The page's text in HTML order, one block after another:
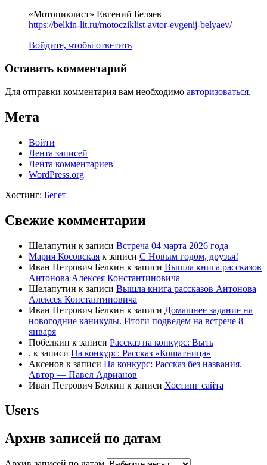
«Мотоциклист» Евгений Беляев
https://belkin-lit.ru/motocziklist-avtor-evgenij-belyaev/
Войдите, чтобы ответить
Оставить комментарий
Для отправки комментария вам необходимо авторизоваться.
Мета
Войти
Лента записей
Лента комментариев
WordPress.org
Хостинг: Бегет
Свежие комментарии
Шелапутин к записи Встреча 04 марта 2026 года
Мария Косовская к записи С Новым годом, друзья!
Иван Петрович Белкин к записи Вышла книга рассказов
Антонова Алексея Константиновича
Шелапутин к записи Вышла книга рассказов Антонова
Алексея Константиновича
Иван Петрович Белкин к записи Домашнее задание на
новогодние каникулы. Итоги подведем на встрече 8
января
Побелкин к записи Рассказ на конкурс: Выть
. к записи На конкурс: Рассказ «Кошатница»
Аксенов к записи На конкурс: Рассказ без названия.
Автор — Павел Адрианов
Иван Петрович Белкин к записи Хостинг сайта
Users
Архив записей по датам